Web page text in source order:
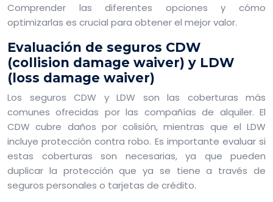
Comprender las diferentes opciones y cómo
optimizarlas es crucial para obtener el mejor valor.
Evaluación de seguros CDW
(collision damage waiver) y LDW
(loss damage waiver)
Los seguros CDW y LDW son las coberturas más
comunes ofrecidas por las compañías de alquiler. El
CDW cubre daños por colisión, mientras que el LDW
incluye protección contra robo. Es importante evaluar si
estas coberturas son necesarias, ya que pueden
duplicar la protección que ya se tiene a través de
seguros personales o tarjetas de crédito.